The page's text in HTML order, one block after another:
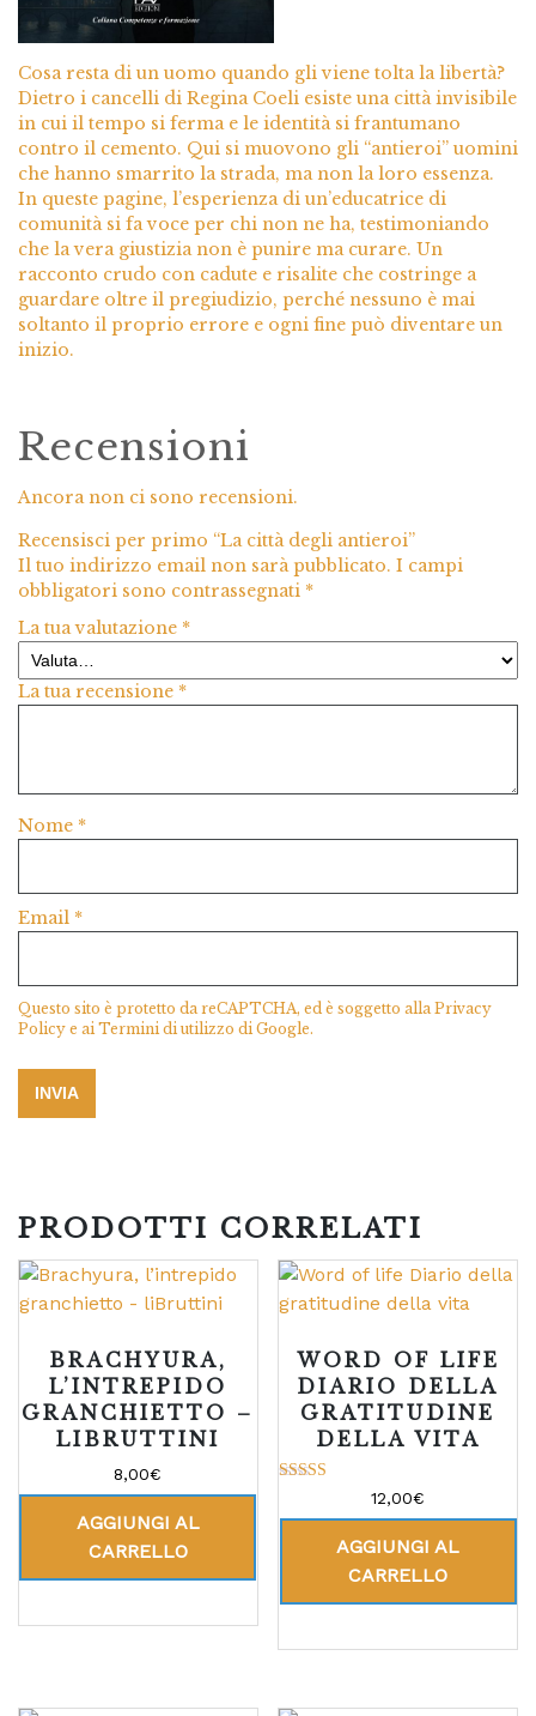
Cosa resta di un uomo quando gli viene tolta la libertà?
Dietro i cancelli di Regina Coeli esiste una città invisibile
in cui il tempo si ferma e le identità si frantumano
contro il cemento. Qui si muovono gli “antieroi” uomini
che hanno smarrito la strada, ma non la loro essenza.
In queste pagine, l’esperienza di un’educatrice di
comunità si fa voce per chi non ne ha, testimoniando
che la vera giustizia non è punire ma curare. Un
racconto crudo con cadute e risalite che costringe a
guardare oltre il pregiudizio, perché nessuno è mai
soltanto il proprio errore e ogni fine può diventare un
inizio.
Recensioni
Ancora non ci sono recensioni.
Recensisci per primo “La città degli antieroi”
Il tuo indirizzo email non sarà pubblicato. I campi
obbligatori sono contrassegnati *
La tua valutazione *
La tua recensione *
Nome *
Email *
Questo sito è protetto da reCAPTCHA, ed è soggetto alla Privacy
Policy e ai Termini di utilizzo di Google.
PRODOTTI CORRELATI
BRACHYURA,
L’INTREPIDO
GRANCHIETTO –
LIBRUTTINI
8,00€
AGGIUNGI AL
CARRELLO
WORD OF LIFE
DIARIO DELLA
GRATITUDINE
DELLA VITA
su 5
12,00€
AGGIUNGI AL
CARRELLO